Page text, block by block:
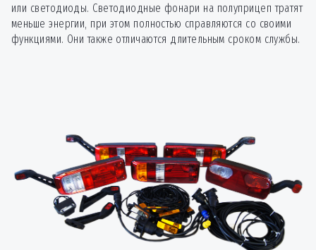
или светодиоды. Светодиодные фонари на полуприцеп тратят
меньше энергии, при этом полностью справляются со своими
функциями. Они также отличаются длительным сроком службы.